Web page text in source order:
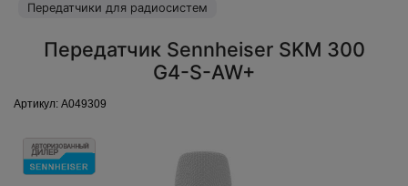
Передатчики для радиосистем
Передатчик Sennheiser SKM 300
G4-S-AW+
Артикул: A049309